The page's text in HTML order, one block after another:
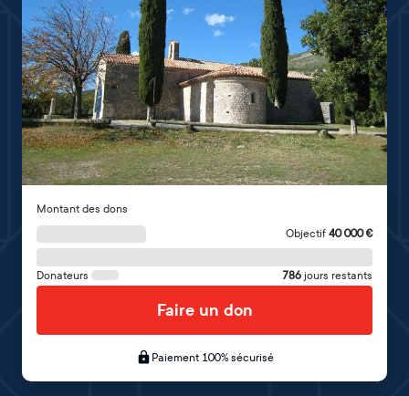
Montant des dons
Objectif 40 000€
Donateurs 786 jours restants
Faire un don
Paiement 100% sécurisé